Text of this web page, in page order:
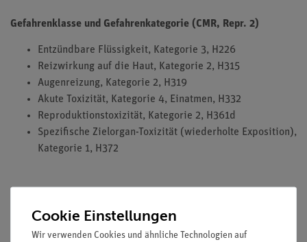
Gefahrenklasse und Gefahrenkategorie (CMR, Repr. 2)
Entzündbare Flüssigkeit, Kategorie 3, H226
Reizwirkung auf die Haut, Kategorie 2, H315
Augenreizung, Kategorie 2, H319
Akute Toxizität, Kategorie 4, Einatmen, H332
Reproduktionstoxizität, Kategorie 2, H361d
Spezifische Zielorgan-Toxizität (wiederholte Exposition),
Kategorie 1, H372
Privatpersonen verkaufen. Lt. ChemVerbotsV geben wir
Chemikalien nur an Wiederverkäufer, berufsmässige
Cookie Einstellungen
Wir verwenden Cookies und ähnliche Technologien auf